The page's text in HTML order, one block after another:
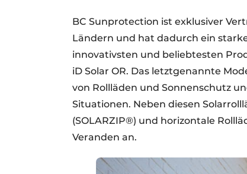
BC Sunprotection ist exklusiver
Ländern und hat dadurch ein
innovativsten und beliebtesten
iD Solar OR. Das letztgenannte
von Rollläden und Sonnenschutz
Situationen. Neben diesen
(SOLARZIP®) und horizontale
Veranden an.